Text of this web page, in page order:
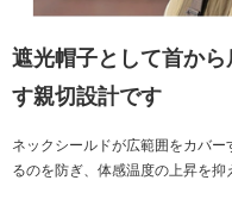
遮光帽子として首か
す親切設計です
ネックシールドが広範囲をカバ
るのを防ぎ、体感温度の上昇を抑